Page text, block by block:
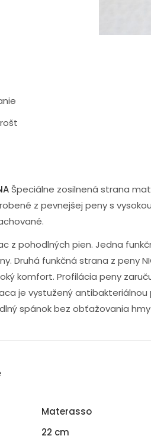
Špeciálne zosilnená strana
z pevnejšej peny s
z pohodlných pien. Jedna
Druhá funkčná strana z peny
komfort. Profilácia peny
je vystužený antibakteriálnou
spánok bez obťažovania
Materasso
22 cm